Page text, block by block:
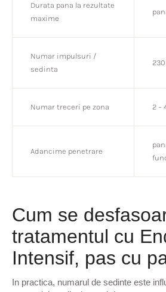
Durata pana la rezultate
maxime
Numar impulsuri /
sedinta
Numar treceri pe zona 2 –
Adancime penetrare
Cum se
tratamentul cu
Intensif, pas cu
In practica, numarul de sedinte este